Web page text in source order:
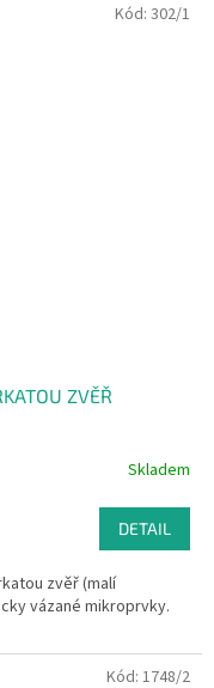
ZVĚŘ
Skladem
DETAIL
zvěř (malí
vázané mikroprvky.
Kód: 302/1
Kód: 1748/2